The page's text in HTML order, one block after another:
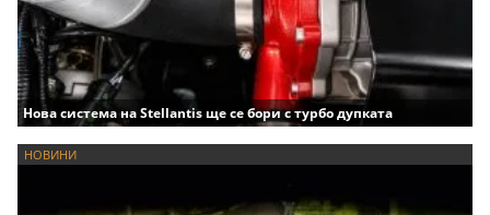
Нова система на Stellantis ще се бори с турбо дупката
НОВИНИ